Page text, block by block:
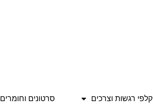
קלפי רגשות וצרכים סרטונים וחומרים